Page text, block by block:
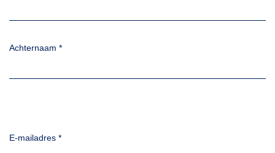
Achternaam *
E-mailadres *